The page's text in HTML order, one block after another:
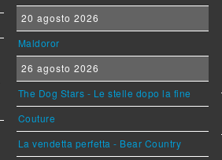
20 agosto 2026
Maldoror
26 agosto 2026
The Dog Stars - Le stelle dopo la fine
Couture
La vendetta perfetta - Bear Country